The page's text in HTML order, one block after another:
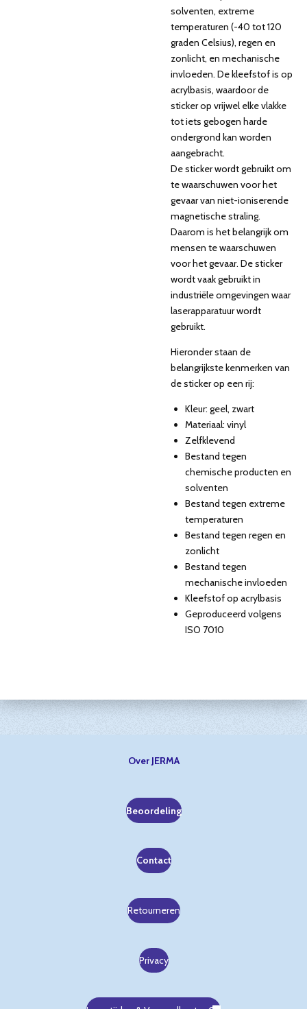
solventen, extreme
temperaturen (-40 tot 120
graden Celsius), regen en
zonlicht, en mechanische
invloeden. De kleefstof is op
acrylbasis, waardoor de
sticker op vrijwel elke vlakke
tot iets gebogen harde
ondergrond kan worden
aangebracht.
De sticker wordt gebruikt om
te waarschuwen voor het
gevaar van niet-ioniserende
magnetische straling.
Daarom is het belangrijk om
mensen te waarschuwen
voor het gevaar. De sticker
wordt vaak gebruikt in
industriële omgevingen waar
laserapparatuur wordt
gebruikt.
Hieronder staan de
belangrijkste kenmerken van
de sticker op een rij:
Kleur: geel, zwart
Materiaal: vinyl
Zelfklevend
Bestand tegen
chemische producten en
solventen
Bestand tegen extreme
temperaturen
Bestand tegen regen en
zonlicht
Bestand tegen
mechanische invloeden
Kleefstof op acrylbasis
Geproduceerd volgens
ISO 7010
Over JERMA
Beoordeling
Contact
Retourneren
Privacy